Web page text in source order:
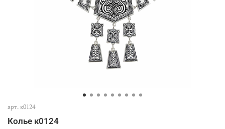
арт. к0124
Колье к0124